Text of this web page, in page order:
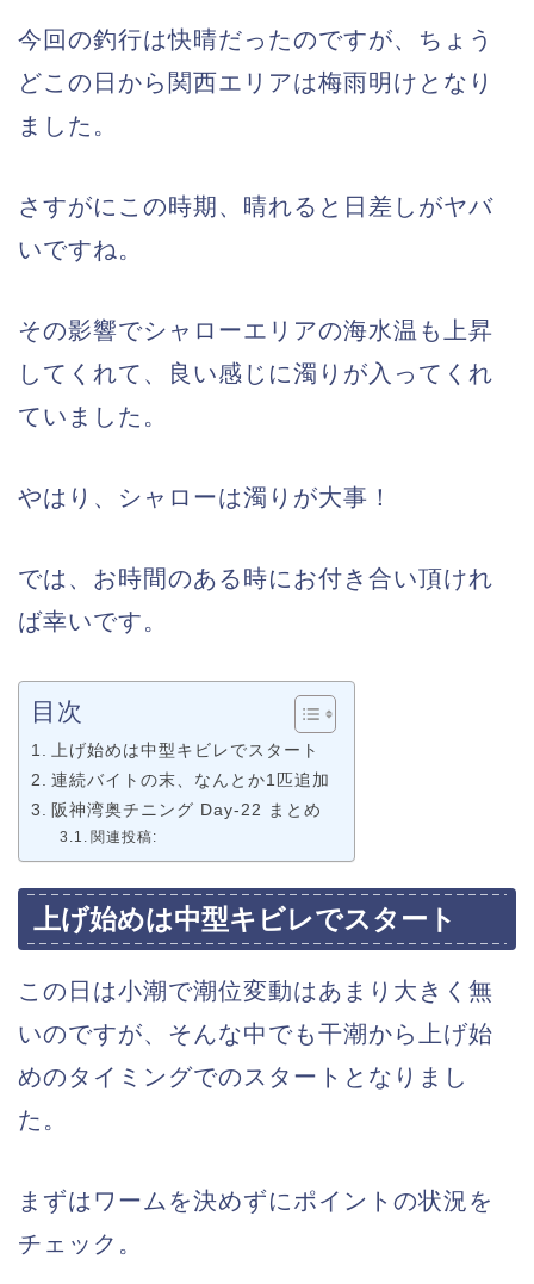
今回の釣行は快晴だったのですが、ちょう
どこの日から関西エリアは梅雨明けとなり
ました。
さすがにこの時期、晴れると日差しがヤバ
いですね。
その影響でシャローエリアの海水温も上昇
してくれて、良い感じに濁りが入ってくれ
ていました。
やはり、シャローは濁りが大事！
では、お時間のある時にお付き合い頂けれ
ば幸いです。
目次
上げ始めは中型キビレでスタート
連続バイトの末、なんとか1匹追加
阪神湾奥チニング Day-22 まとめ
関連投稿:
上げ始めは中型キビレでスタート
この日は小潮で潮位変動はあまり大きく無
いのですが、そんな中でも干潮から上げ始
めのタイミングでのスタートとなりまし
た。
まずはワームを決めずにポイントの状況を
チェック。